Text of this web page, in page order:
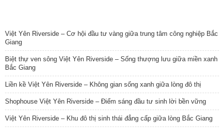
Việt Yên Riverside – Cơ hội đầu tư vàng giữa trung tâm công nghiệp Bắc
Giang
Biệt thự ven sông Việt Yên Riverside – Sống thượng lưu giữa miền xanh
Bắc Giang
Liền kề Việt Yên Riverside – Không gian sống xanh giữa lòng đô thị
Shophouse Việt Yên Riverside – Điểm sáng đầu tư sinh lời bền vững
Việt Yên Riverside – Khu đô thị sinh thái đẳng cấp giữa lòng Bắc Giang